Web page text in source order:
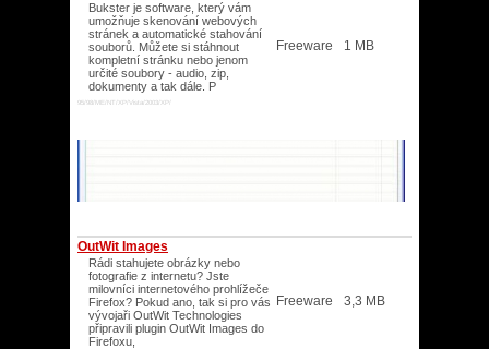
Bukster je software, který vám
umožňuje skenování webových
stránek a automatické stahování
souborů. Můžete si stáhnout
kompletní stránku nebo jenom
určité soubory - audio, zip,
dokumenty a tak dále. P
95/98/ME/NT/XP/Vista/2003/XP/
Freeware 1 MB
OutWit Images
Rádi stahujete obrázky nebo
fotografie z internetu? Jste
milovníci internetového prohlížeče
Firefox? Pokud ano, tak si pro vás
vývojaři OutWit Technologies
připravili plugin OutWit Images do
Firefoxu,
Freeware 3,3 MB